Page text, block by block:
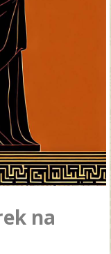
na